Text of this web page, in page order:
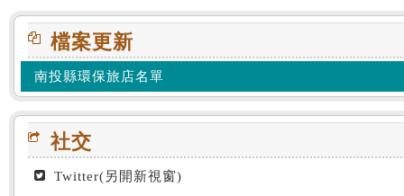
:::
檔案更新
南投縣環保旅店名單
社交
Twitter(另開新視窗)